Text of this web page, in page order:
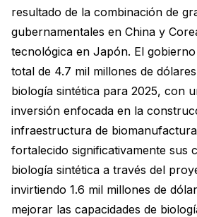
resultado de la combinación de
gubernamentales en China y
tecnológica en Japón. El
total de 4.7 mil millones de
biología sintética para 2025, con
inversión enfocada en la
infraestructura de
fortalecido significativamente sus
biología sintética a través del
invirtiendo 1.6 mil millones de
mejorar las capacidades de